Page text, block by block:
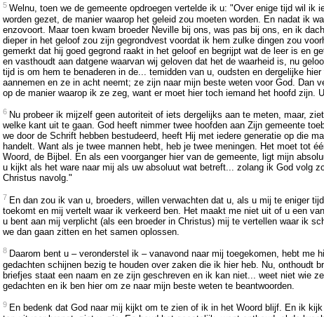
5 Welnu, toen we de gemeente opdroegen vertelde ik u: "Over enige tijd wil ik
worden gezet, de manier waarop het geleid zou moeten worden. En nadat ik
enzovoort. Maar toen kwam broeder Neville bij ons, was pas bij ons, en ik
dieper in het geloof zou zijn gegrondvest voordat ik hem zulke dingen zou
gemerkt dat hij goed gegrond raakt in het geloof en begrijpt wat de leer is en
en vasthoudt aan datgene waarvan wij geloven dat het de waarheid is, nu
tijd is om hem te benaderen in de... temidden van u, oudsten en dergelijke
aannemen en ze in acht neemt; ze zijn naar mijn beste weten voor God. Dan
op de manier waarop ik ze zeg, want er moet hier toch iemand het hoofd zijn. U
6 Nu probeer ik mijzelf geen autoriteit of iets dergelijks aan te meten, maar,
welke kant uit te gaan. God heeft nimmer twee hoofden aan Zijn gemeente
we door de Schrift hebben bestudeerd, heeft Hij met iedere generatie op die
handelt. Want als je twee mannen hebt, heb je twee meningen. Het moet tot
Woord, de Bijbel. En als een voorganger hier van de gemeente, ligt mijn
u kijkt als het ware naar mij als uw absoluut wat betreft... zolang ik God volg
Christus navolg."
7 En dan zou ik van u, broeders, willen verwachten dat u, als u mij te eniger
toekomt en mij vertelt waar ik verkeerd ben. Het maakt me niet uit of u een
u bent aan mij verplicht (als een broeder in Christus) mij te vertellen waar ik
we dan gaan zitten en het samen oplossen.
8 Daarom bent u – veronderstel ik – vanavond naar mij toegekomen, hebt me
gedachten schijnen bezig te houden over zaken die ik hier heb. Nu, onthoudt
briefjes staat een naam en ze zijn geschreven en ik kan niet... weet niet wie
gedachten en ik ben hier om ze naar mijn beste weten te beantwoorden.
9 En bedenk dat God naar mij kijkt om te zien of ik in het Woord blijf. En ik